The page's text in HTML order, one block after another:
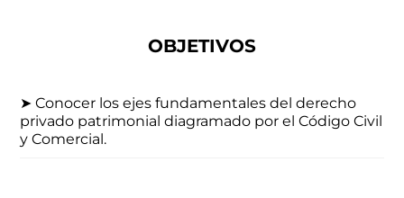
OBJETIVOS
➤ Conocer los ejes fundamentales del derecho
privado patrimonial diagramado por el Código Civil
y Comercial.